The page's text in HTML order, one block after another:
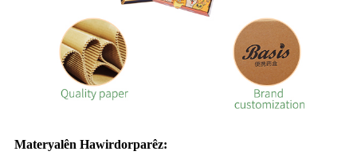
Materyalên Hawirdorparêz: